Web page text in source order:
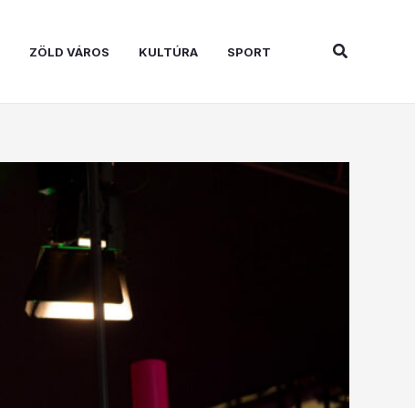
ZÖLD VÁROS KULTÚRA SPORT Search